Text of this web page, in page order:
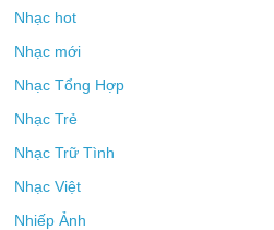
Nhạc hot
Nhạc mới
Nhạc Tổng Hợp
Nhạc Trẻ
Nhạc Trữ Tình
Nhạc Việt
Nhiếp Ảnh